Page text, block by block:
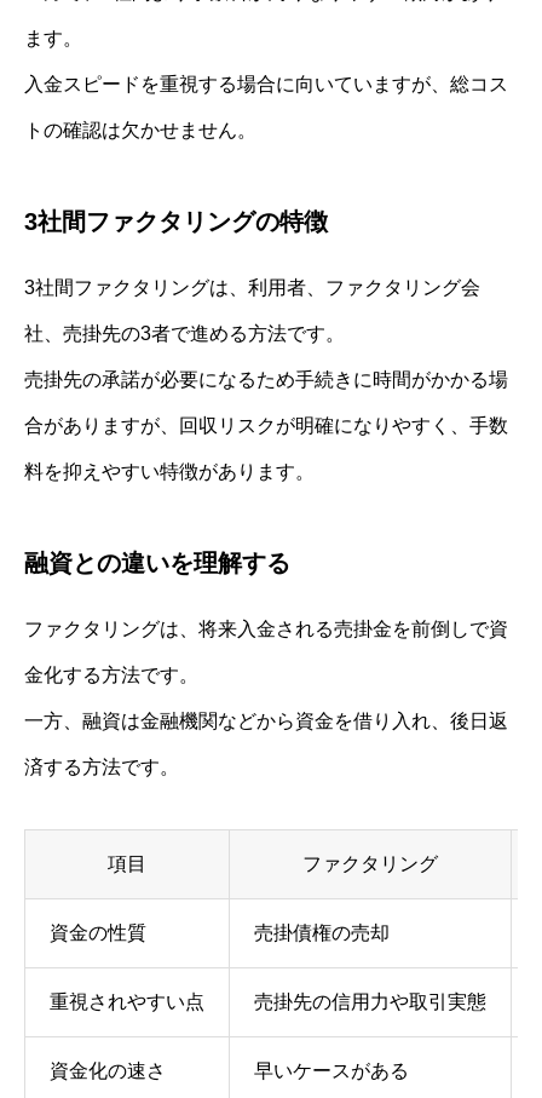
ます。
入金スピードを重視する場合に向いていますが、総コス
トの確認は欠かせません。
3社間ファクタリングの特徴
3社間ファクタリングは、利用者、ファクタリング会
社、売掛先の3者で進める方法です。
売掛先の承諾が必要になるため手続きに時間がかかる場
合がありますが、回収リスクが明確になりやすく、手数
料を抑えやすい特徴があります。
融資との違いを理解する
ファクタリングは、将来入金される売掛金を前倒しで資
金化する方法です。
一方、融資は金融機関などから資金を借り入れ、後日返
済する方法です。
項目 ファクタリング
資金の性質 売掛債権の売却
重視されやすい点 売掛先の信用力や取引実態
資金化の速さ 早いケースがある